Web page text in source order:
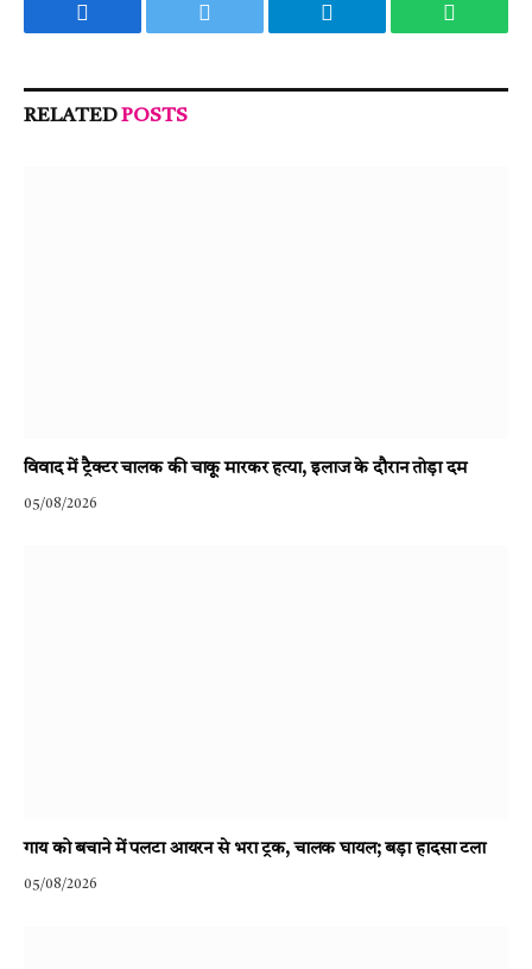
Facebook Twitter Telegram
RELATEDPOSTS
विवाद में ट्रैक्टर चालक की चाकू मारकर हत्या, इलाज के दौरान तोड़ा दम
05/08/2026
गाय को बचाने में पलटा आयरन से भरा ट्रक, चालक घायल; बड़ा हादसा टला
05/08/2026